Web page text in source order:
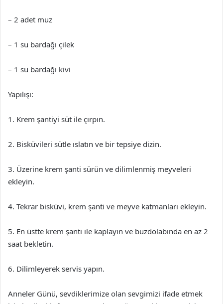
– 2 adet muz
– 1 su bardağı çilek
– 1 su bardağı kivi
Yapılışı:
1. Krem şantiyi süt ile çırpın.
2. Bisküvileri sütle ıslatın ve bir tepsiye dizin.
3. Üzerine krem şanti sürün ve dilimlenmiş meyveleri
ekleyin.
4. Tekrar bisküvi, krem şanti ve meyve katmanları ekleyin.
5. En üstte krem şanti ile kaplayın ve buzdolabında en az 2
saat bekletin.
6. Dilimleyerek servis yapın.
Anneler Günü, sevdiklerimize olan sevgimizi ifade etmek